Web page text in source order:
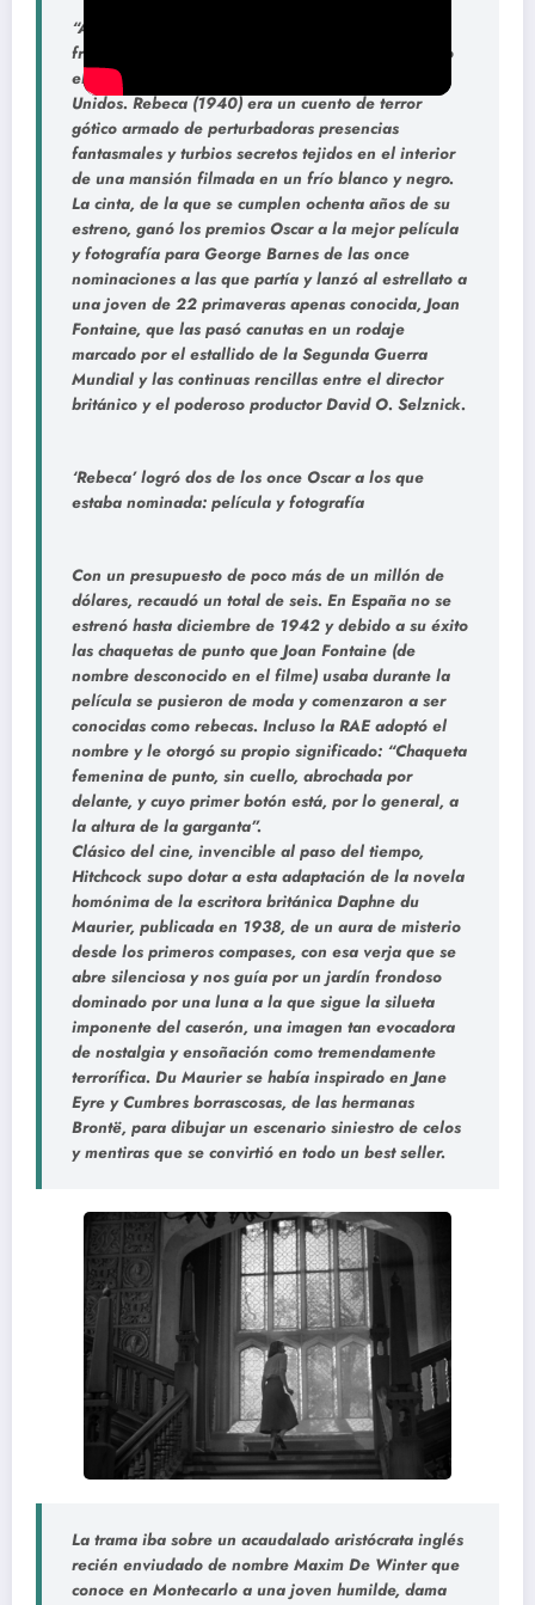
“Anoche soñé que volvía a Manderley…” con esta
frase tan evocadora arrancaba la cinta que supuso
el debut triunfal de Alfred Hitchcock en Estados
Unidos. Rebeca (1940) era un cuento de terror
gótico armado de perturbadoras presencias
fantasmales y turbios secretos tejidos en el interior
de una mansión filmada en un frío blanco y negro.
La cinta, de la que se cumplen ochenta años de su
estreno, ganó los premios Oscar a la mejor película
y fotografía para George Barnes de las once
nominaciones a las que partía y lanzó al estrellato a
una joven de 22 primaveras apenas conocida, Joan
Fontaine, que las pasó canutas en un rodaje
marcado por el estallido de la Segunda Guerra
Mundial y las continuas rencillas entre el director
británico y el poderoso productor David O. Selznick.
‘Rebeca’ logró dos de los once Oscar a los que
estaba nominada: película y fotografía
Con un presupuesto de poco más de un millón de
dólares, recaudó un total de seis. En España no se
estrenó hasta diciembre de 1942 y debido a su éxito
las chaquetas de punto que Joan Fontaine (de
nombre desconocido en el filme) usaba durante la
película se pusieron de moda y comenzaron a ser
conocidas como rebecas. Incluso la RAE adoptó el
nombre y le otorgó su propio significado: “Chaqueta
femenina de punto, sin cuello, abrochada por
delante, y cuyo primer botón está, por lo general, a
la altura de la garganta”.
Clásico del cine, invencible al paso del tiempo,
Hitchcock supo dotar a esta adaptación de la novela
homónima de la escritora británica Daphne du
Maurier, publicada en 1938, de un aura de misterio
desde los primeros compases, con esa verja que se
abre silenciosa y nos guía por un jardín frondoso
dominado por una luna a la que sigue la silueta
imponente del caserón, una imagen tan evocadora
de nostalgia y ensoñación como tremendamente
terrorífica. Du Maurier se había inspirado en Jane
Eyre y Cumbres borrascosas, de las hermanas
Brontë, para dibujar un escenario siniestro de celos
y mentiras que se convirtió en todo un best seller.
La trama iba sobre un acaudalado aristócrata inglés
recién enviudado de nombre Maxim De Winter que
conoce en Montecarlo a una joven humilde, dama